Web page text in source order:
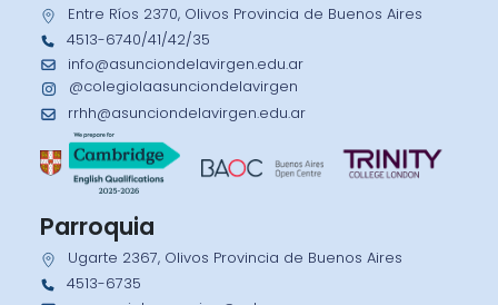
Entre Ríos 2370, Olivos Provincia de Buenos Aires
4513-6740/41/42/35
info@asunciondelavirgen.edu.ar
@colegiolaasunciondelavirgen
rrhh@asunciondelavirgen.edu.ar
Parroquia
Ugarte 2367, Olivos Provincia de Buenos Aires
4513-6735